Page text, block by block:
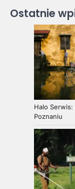
Ostatnie
Halo
Poznaniu